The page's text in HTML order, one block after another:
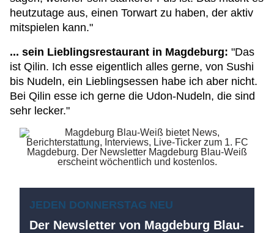
heutzutage aus, einen Torwart zu haben, der aktiv
mitspielen kann."
... sein Lieblingsrestaurant in Magdeburg: "Das
ist Qilin. Ich esse eigentlich alles gerne, von Sushi
bis Nudeln, ein Lieblingsessen habe ich aber nicht.
Bei Qilin esse ich gerne die Udon-Nudeln, die sind
sehr lecker."
JEDEN DONNERSTAG NEU
Der Newsletter von Magdeburg Blau-